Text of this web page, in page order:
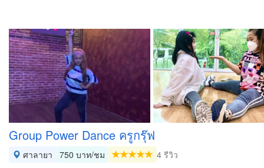
Group Power Dance ครูกรุ๊ฟ
ศาลายา 750 บาท/ชม
4 รีวิว